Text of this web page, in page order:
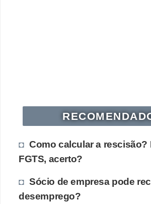
Como calcular a rescisão?
FGTS, acerto?
Sócio de empresa pode
desemprego?